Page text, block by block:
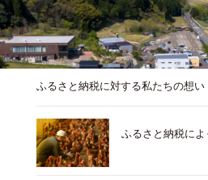
ふるさと納税に対する私たちの想い
ふるさと納税に